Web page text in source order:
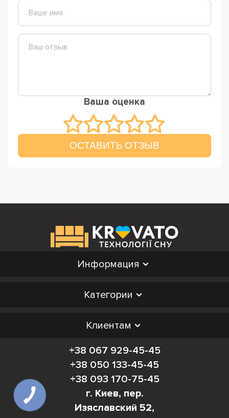
Ваша оценка
ОСТАВИТЬ ОТЗЫВ
Информация
Категории
Клиентам
+38 067 929-45-45
+38 050 133-45-45
+38 093 170-75-45
г. Киев, пер.
Изяславский 52,